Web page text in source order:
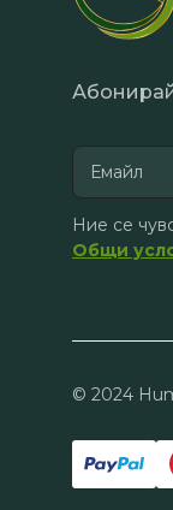
Ние се
Общи
© 2024